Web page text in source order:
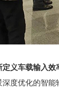
义车载输入效
优化的智能